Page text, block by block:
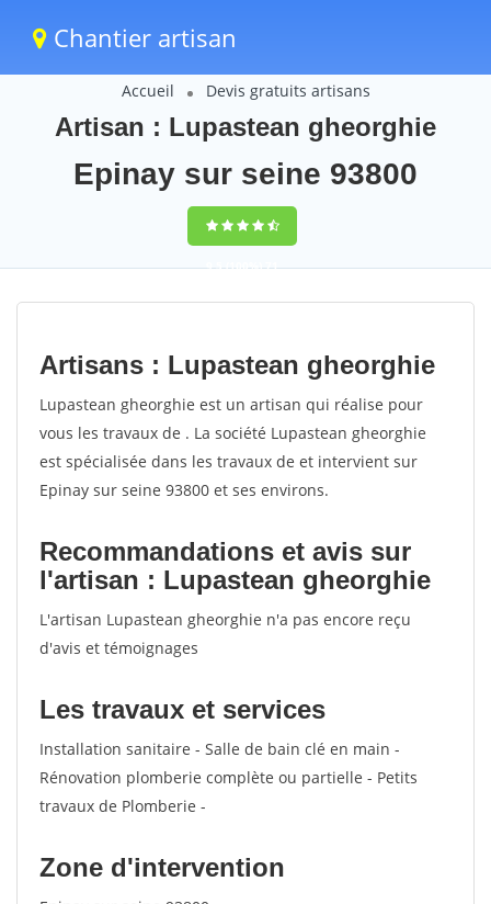
Chantier artisan
Accueil Devis gratuits artisans
Artisan : Lupastean gheorghie
Epinay sur seine 93800
9,5(100%)71
votes
Artisans : Lupastean gheorghie
Lupastean gheorghie est un artisan qui réalise pour
vous les travaux de . La société Lupastean gheorghie
est spécialisée dans les travaux de et intervient sur
Epinay sur seine 93800 et ses environs.
Recommandations et avis sur
l'artisan : Lupastean gheorghie
L'artisan Lupastean gheorghie n'a pas encore reçu
d'avis et témoignages
Les travaux et services
Installation sanitaire - Salle de bain clé en main -
Rénovation plomberie complète ou partielle - Petits
travaux de Plomberie -
Zone d'intervention